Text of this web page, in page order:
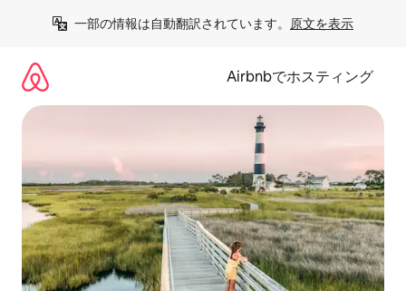
一部の情報は自動翻訳されています。 原文を表示
Airbnbでホスティング